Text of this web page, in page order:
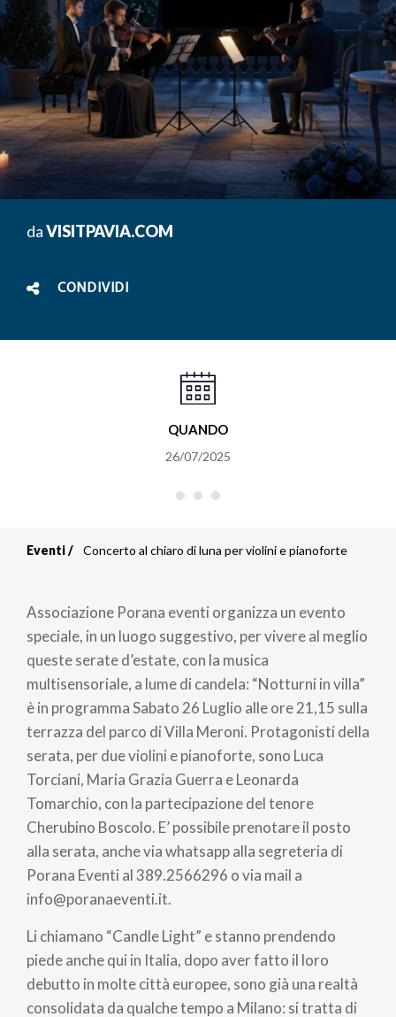
daVISITPAVIA.COM
CONDIVIDI
QUANDO
26/07/2025
di
pane
Eventi Concerto al chiaro di luna per violini e pianoforte
Associazione Porana eventi organizza un evento
speciale, in un luogo suggestivo, per vivere al meglio
queste serate d’estate, con la musica
multisensoriale, a lume di candela: “Notturni in villa”
è in programma Sabato 26 Luglio alle ore 21,15 sulla
terrazza del parco di Villa Meroni. Protagonisti della
serata, per due violini e pianoforte, sono Luca
Torciani, Maria Grazia Guerra e Leonarda
Tomarchio, con la partecipazione del tenore
Cherubino Boscolo. E’ possibile prenotare il posto
alla serata, anche via whatsapp alla segreteria di
Porana Eventi al 389.2566296 o via mail a
info@poranaeventi.it.
Li chiamano “Candle Light” e stanno prendendo
piede anche qui in Italia, dopo aver fatto il loro
debutto in molte città europee, sono già una realtà
consolidata da qualche tempo a Milano: si tratta di